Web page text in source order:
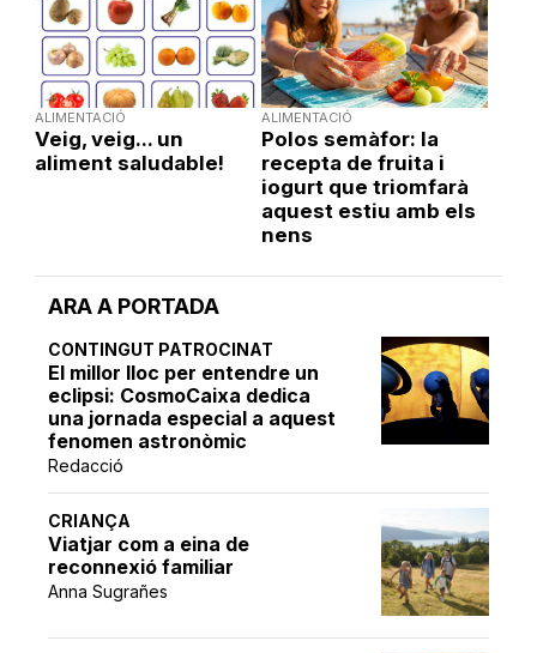
ARA A PORTADA
CONTINGUT PATROCINAT
El millor lloc per entendre un
eclipsi: CosmoCaixa dedica
una jornada especial a aquest
fenomen astronòmic
Redacció
CRIANÇA
Viatjar com a eina de
reconnexió familiar
Anna Sugrañes
ALIMENTACIÓ
Veig, veig... un
aliment saludable!
ALIMENTACIÓ
Polos semàfor: la
recepta de fruita i
iogurt que triomfarà
aquest estiu amb els
nens